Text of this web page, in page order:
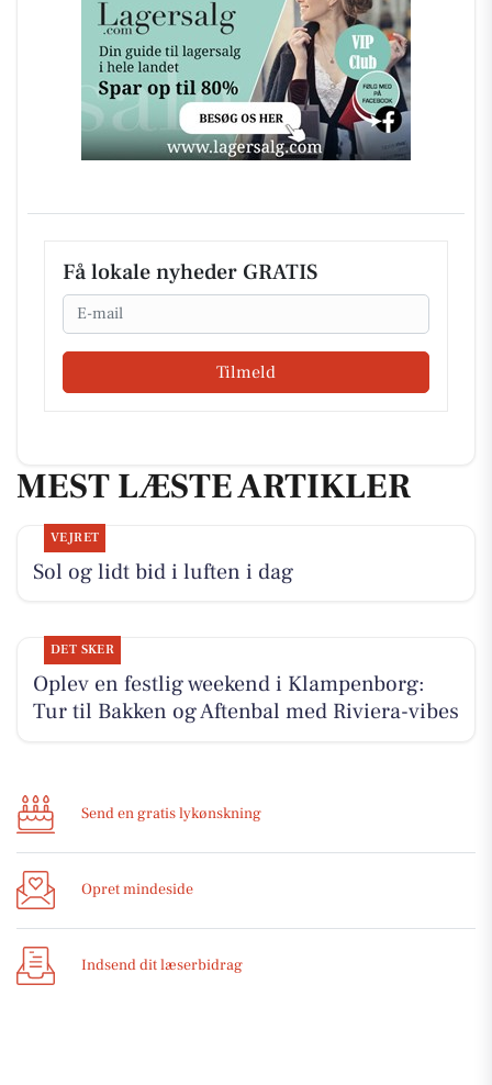
Få lokale nyheder GRATIS
Email
Tilmeld
MEST LÆSTE ARTIKLER
VEJRET
Sol og lidt bid i luften i dag
DET SKER
Oplev en festlig weekend i Klampenborg:
Tur til Bakken og Aftenbal med Riviera-vibes
Send en gratis lykønskning
Opret mindeside
Indsend dit læserbidrag